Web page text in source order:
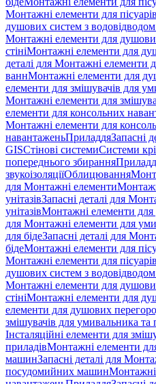
Монтажні елементи для пісуарів
душових систем з водовідводом
Монтажні елементи для
стініМонтажні елементи для
деталі для Монтажні елементи
ваннМонтажні елементи для
елементи для змішувачів для
Монтажні елементи для
елементи для консольних
Монтажні елементи для
навантаженьПриладдяЗапасні
GISСтінові системиСистеми
попереднього збирання
звукоізоляціїОблицювання
для Монтажні елементи
унітазівЗапасні деталі для
унітазівМонтажні елементи для
для Монтажні елементи для
для бідеЗапасні деталі для
бідеМонтажні елементи для
Монтажні елементи для пісуарів
душових систем з водовідводом
Монтажні елементи для
стініМонтажні елементи для
елементи для душових
змішувачів для умивальника та
Інсталяційні елементи для
приладівМонтажні елементи
машинЗапасні деталі для
посудомийних машин